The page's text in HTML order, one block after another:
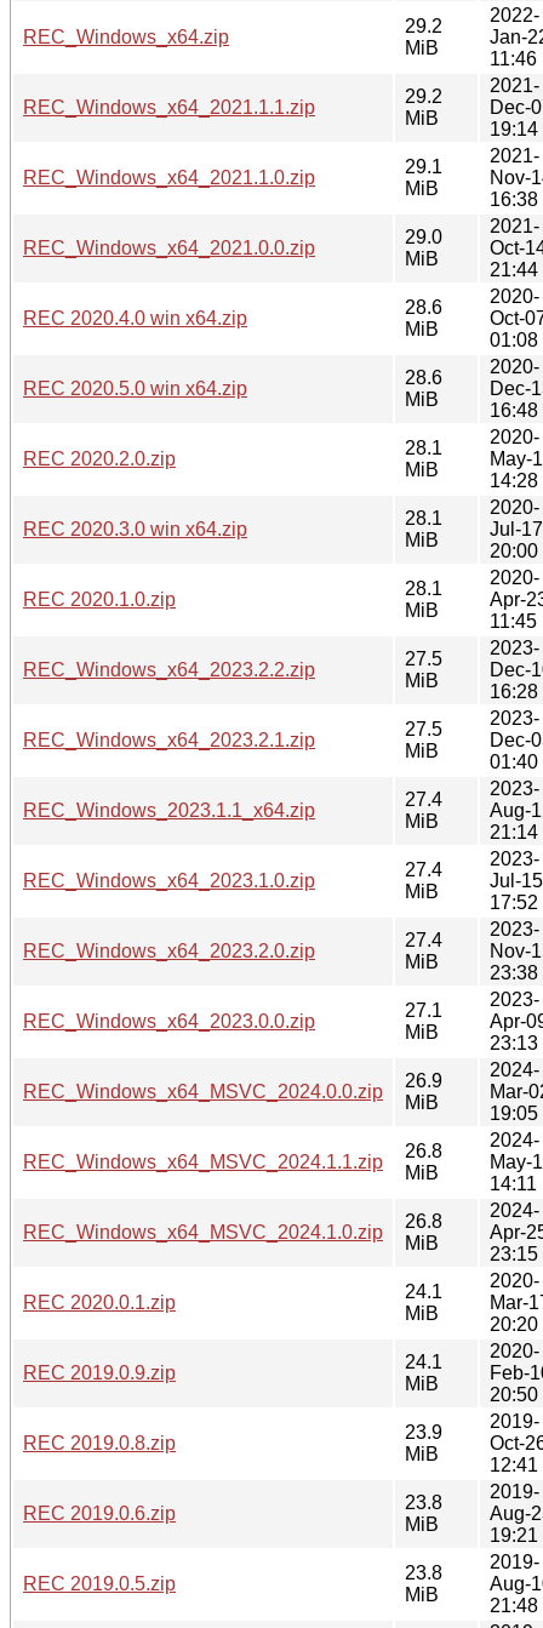
REC_Windows_x64.zip
29.2
MiB
2022-
Jan-
11:46
REC_Windows_x64_2021.1.1.zip
29.2
MiB
2021-
Dec-
19:14
REC_Windows_x64_2021.1.0.zip
29.1
MiB
2021-
Nov-
16:38
REC_Windows_x64_2021.0.0.zip
29.0
MiB
2021-
Oct-
21:44
REC 2020.4.0 win x64.zip
28.6
MiB
2020-
Oct-
01:08
REC 2020.5.0 win x64.zip
28.6
MiB
2020-
Dec-
16:48
REC 2020.2.0.zip
28.1
MiB
2020-
May-
14:28
REC 2020.3.0 win x64.zip
28.1
MiB
2020-
Jul-17
20:00
REC 2020.1.0.zip
28.1
MiB
2020-
Apr-
11:45
REC_Windows_x64_2023.2.2.zip
27.5
MiB
2023-
Dec-
16:28
REC_Windows_x64_2023.2.1.zip
27.5
MiB
2023-
Dec-
01:40
REC_Windows_2023.1.1_x64.zip
27.4
MiB
2023-
Aug-
21:14
REC_Windows_x64_2023.1.0.zip
27.4
MiB
2023-
Jul-15
17:52
REC_Windows_x64_2023.2.0.zip
27.4
MiB
2023-
Nov-
23:38
REC_Windows_x64_2023.0.0.zip
27.1
MiB
2023-
Apr-
23:13
REC_Windows_x64_MSVC_2024.0.0.zip
26.9
MiB
2024-
Mar-
19:05
REC_Windows_x64_MSVC_2024.1.1.zip
26.8
MiB
2024-
May-
14:11
REC_Windows_x64_MSVC_2024.1.0.zip
26.8
MiB
2024-
Apr-
23:15
REC 2020.0.1.zip
24.1
MiB
2020-
Mar-
20:20
REC 2019.0.9.zip
24.1
MiB
2020-
Feb-
20:50
REC 2019.0.8.zip
23.9
MiB
2019-
Oct-
12:41
REC 2019.0.6.zip
23.8
MiB
2019-
Aug-
19:21
REC 2019.0.5.zip
23.8
MiB
2019-
Aug-
21:48